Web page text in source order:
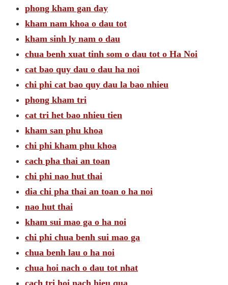
phong kham gan day
kham nam khoa o dau tot
kham sinh ly nam o dau
chua benh xuat tinh som o dau tot o Ha Noi
cat bao quy dau o dau ha noi
chi phi cat bao quy dau la bao nhieu
phong kham tri
cat tri het bao nhieu tien
kham san phu khoa
chi phi kham phu khoa
cach pha thai an toan
chi phi nao hut thai
dia chi pha thai an toan o ha noi
nao hut thai
kham sui mao ga o ha noi
chi phi chua benh sui mao ga
chua benh lau o ha noi
chua hoi nach o dau tot nhat
cach tri hoi nach hieu qua